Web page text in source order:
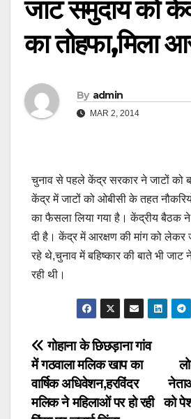
जाट समुदाय को
का तोहफा,मिला
By admin
MAR 2, 2014
चुनाव से पहले केंद्र सरकार ने जाटों को
केंद्र में जाटों को ओबीसी के तहत
का फैसला लिया गया है। केंद्रीय बैठक
दी है। केंद्र में आरक्षण की मांग को लेकर
रहे थे,चुनाव में बहिष्कार की बाते भी
रही थी।
Post
navigation
को
गोहाना के छिछड़ाना गांव
में गठवाला मलिक खाप का
वार्षिक अधिवेशन,हरविंदर
मलिक ने महिलाओं पर हो रही